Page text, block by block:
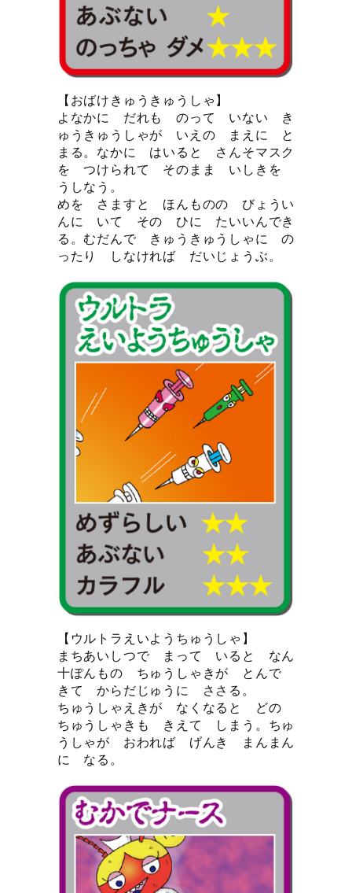
【おばけきゅうきゅうしゃ】
よなかに だれも のって いない き
ゅうきゅうしゃが いえの まえに と
まる。なかに はいると さんそマスク
を つけられて そのまま いしきを
うしなう。
めを さますと ほんものの びょうい
んに いて その ひに たいいんでき
る。むだんで きゅうきゅうしゃに の
ったり しなければ だいじょうぶ。
【ウルトラえいようちゅうしゃ】
まちあいしつで まって いると なん
十ぽんもの ちゅうしゃきが とんで
きて からだじゅうに ささる。
ちゅうしゃえきが なくなると どの
ちゅうしゃきも きえて しまう。ちゅ
うしゃが おわれば げんき まんまん
に なる。